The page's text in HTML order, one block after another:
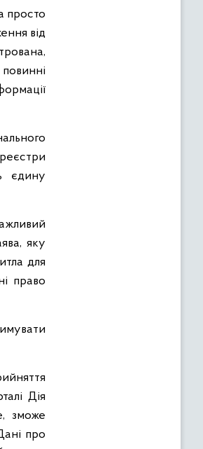
просто
від
єдину
яку
для
право
Дія
зможе
про